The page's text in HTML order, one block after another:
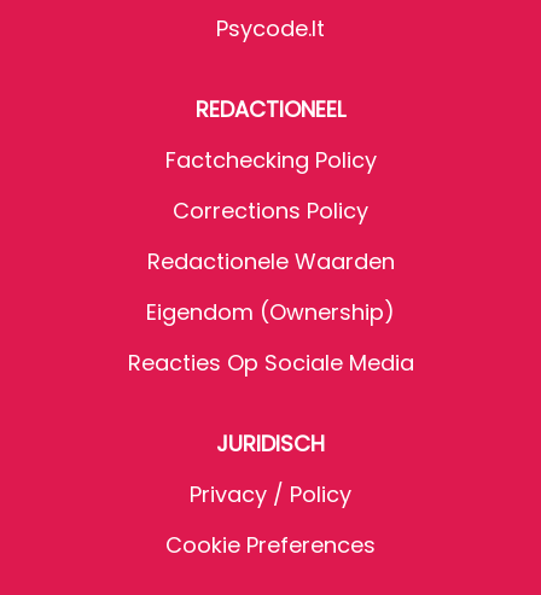
Psycode.it
REDACTIONEEL
Factchecking Policy
Corrections Policy
Redactionele Waarden
Eigendom (Ownership)
Reacties Op Sociale Media
JURIDISCH
Privacy / Policy
Cookie Preferences